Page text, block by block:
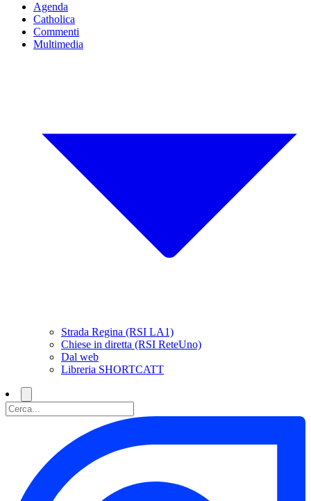
Agenda
Catholica
Commenti
Multimedia
Strada Regina (RSI LA1)
Chiese in diretta (RSI ReteUno)
Dal web
Libreria SHORTCATT